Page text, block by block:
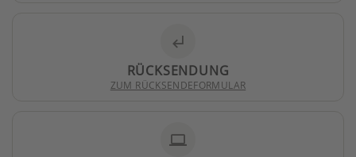
subdirectory_arrow_left
RÜCKSENDUNG
ZUM RÜCKSENDEFORMULAR
laptop